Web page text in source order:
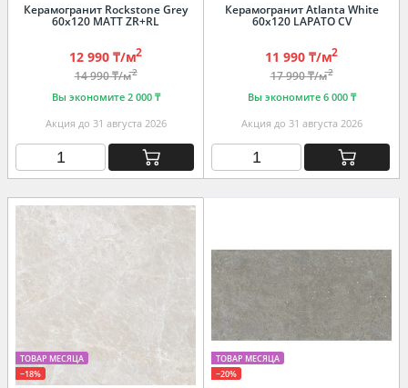
Керамогранит Rockstone Grey
60х120 MATT ZR+RL
12 990 ₸/м2
14 990 ₸/м2
Вы экономите 2 000 ₸
Акция до 31 августа 2026
Керамогранит Atlanta White
60х120 LAPATO CV
11 990 ₸/м2
17 990 ₸/м2
Вы экономите 6 000 ₸
Акция до 31 августа 2026
ТОВАР МЕСЯЦА
−18%
ТОВАР МЕСЯЦА
−20%